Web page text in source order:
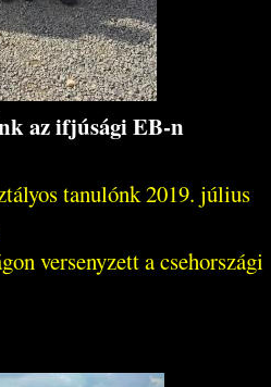
az ifjúsági EB-n
tanulónk 2019. július
versenyzett a csehországi